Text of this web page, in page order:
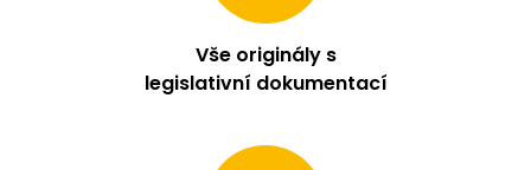
Vše originály s
legislativní dokumentací